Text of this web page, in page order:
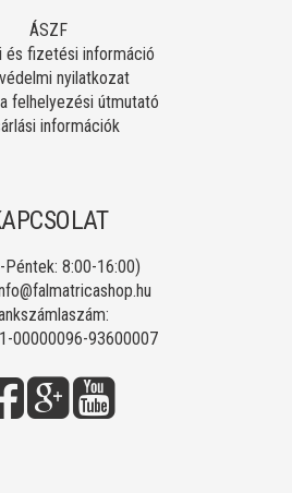
ÁSZF
és fizetési információ
nyilatkozat
felhelyezési útmutató
információk
8:00-16:00)
00000096-93600007